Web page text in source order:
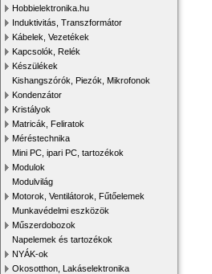
Hobbielektronika.hu
Induktivitás, Transzformátor
Kábelek, Vezetékek
Kapcsolók, Relék
Készülékek
Kishangszórók, Piezók, Mikrofonok
Kondenzátor
Kristályok
Matricák, Feliratok
Méréstechnika
Mini PC, ipari PC, tartozékok
Modulok
Modulvilág
Motorok, Ventilátorok, Fűtőelemek
Munkavédelmi eszközök
Műszerdobozok
Napelemek és tartozékok
NYÁK-ok
Okosotthon, Lakáselektronika